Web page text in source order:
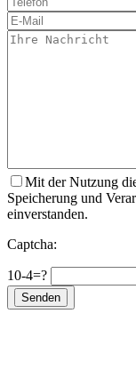
Mit der Nutzung
Speicherung und
einverstanden.
Captcha:
10-4=?